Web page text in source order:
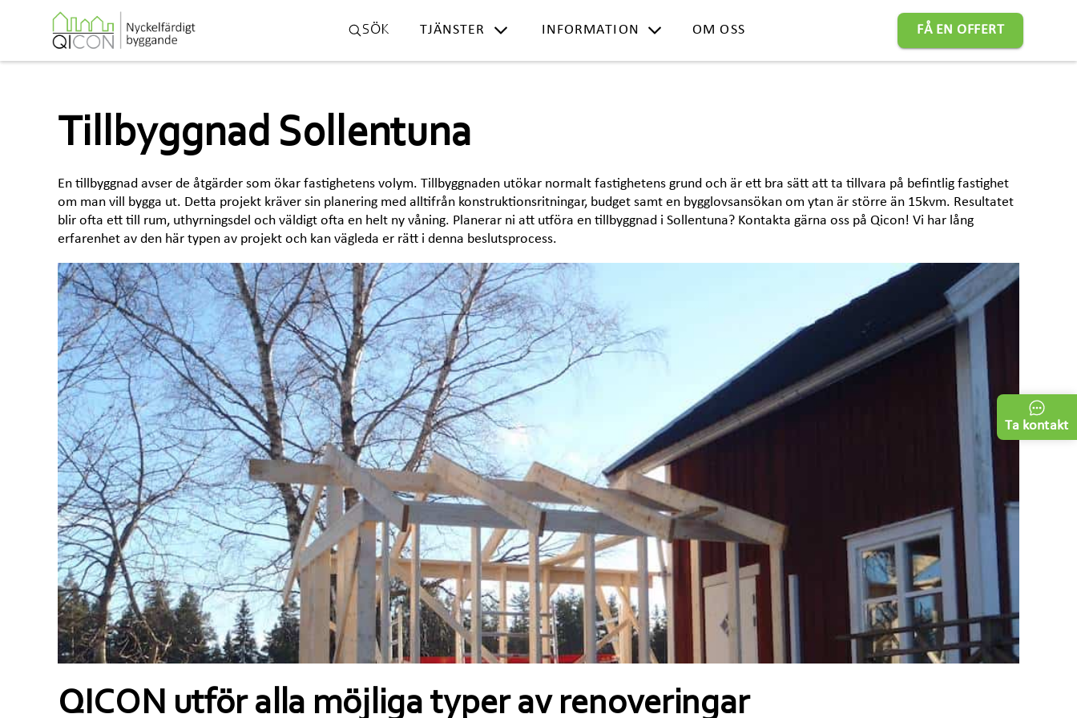
SÖK TJÄNSTER INFORMATION OM OSS FÅ EN OFFERT
Tillbyggnad Sollentuna
En tillbyggnad avser de åtgärder som ökar fastighetens volym. Tillbyggnaden utökar normalt fastighetens grund och är ett bra sätt att ta tillvara på befintlig fastighet
om man vill bygga ut. Detta projekt kräver sin planering med alltifrån konstruktionsritningar, budget samt en bygglovsansökan om ytan är större än 15kvm. Resultatet
blir ofta ett till rum, uthyrningsdel och väldigt ofta en helt ny våning. Planerar ni att utföra en tillbyggnad i Sollentuna? Kontakta gärna oss på Qicon! Vi har lång
erfarenhet av den här typen av projekt och kan vägleda er rätt i denna beslutsprocess.
QICON utför alla möjliga typer av renoveringar
Ta kontakt